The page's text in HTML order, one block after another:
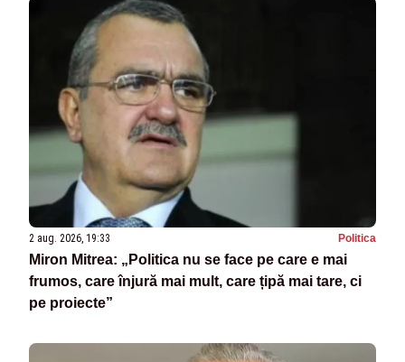
2 aug. 2026, 19:33 Politica
Miron Mitrea: „Politica nu se face pe care e mai
frumos, care înjură mai mult, care țipă mai tare, ci
pe proiecte”